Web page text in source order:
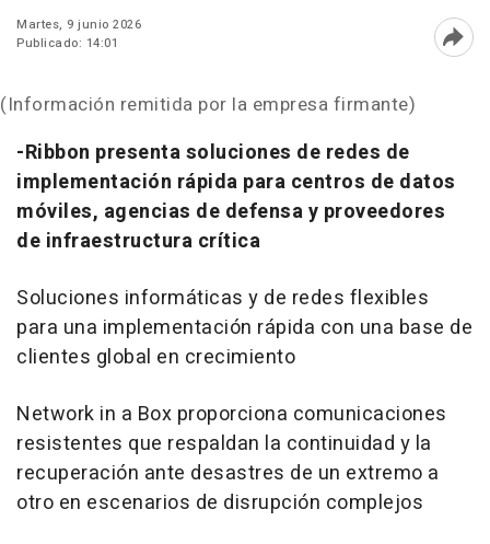
Martes, 9 junio 2026
Publicado: 14:01
(Información remitida por la empresa firmante)
-Ribbon presenta soluciones de redes de
implementación rápida para centros de datos
móviles, agencias de defensa y proveedores
de infraestructura crítica
Soluciones informáticas y de redes flexibles
para una implementación rápida con una base de
clientes global en crecimiento
Network in a Box proporciona comunicaciones
resistentes que respaldan la continuidad y la
recuperación ante desastres de un extremo a
otro en escenarios de disrupción complejos